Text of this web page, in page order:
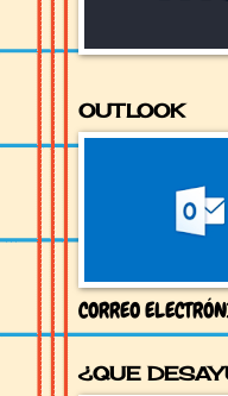
OUTLOOK
CORREO
¿QUE